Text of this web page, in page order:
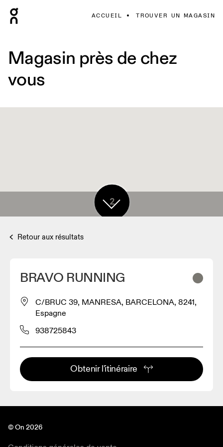
ACCUEIL TROUVER UN MAGASIN
Magasin près de chez
vous
2
Retour aux résultats
BRAVO RUNNING
C/BRUC 39, MANRESA, BARCELONA, 8241,
Espagne
938725843
Obtenir l'itinéraire
© On 2026